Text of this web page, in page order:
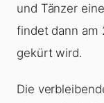
und Tänzer
findet dann am
gekürt wird.
Die